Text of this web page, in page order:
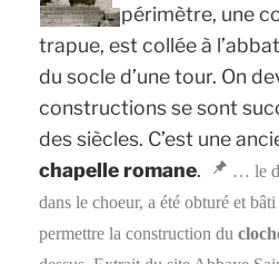
périmètre, une
trapue, est collée à
du socle d’une tour. On
constructions se sont
des siècles. C’est une
chapelle romane. … le
dans le choeur, a été obturé et
permettre la construction du